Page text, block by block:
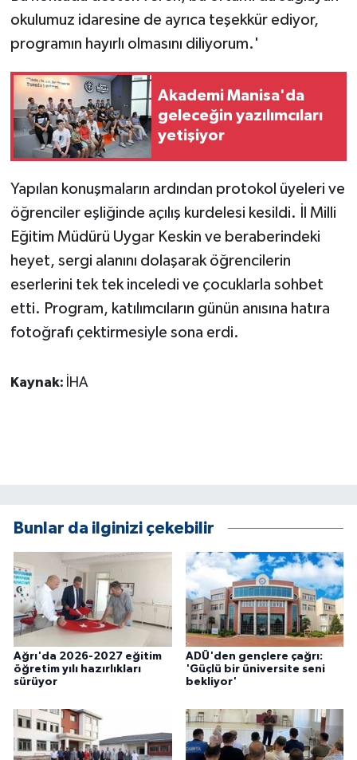
okulumuz idaresine de ayrıca teşekkür ediyor,
programın hayırlı olmasını diliyorum.'
Akademi Manisa'da
geleceğin yazılımcıları
yetişiyor
Yapılan konuşmaların ardından protokol üyeleri ve
öğrenciler eşliğinde açılış kurdelesi kesildi. İl Milli
Eğitim Müdürü Uygar Keskin ve beraberindeki
heyet, sergi alanını dolaşarak öğrencilerin
eserlerini tek tek inceledi ve çocuklarla sohbet
etti. Program, katılımcıların günün anısına hatıra
fotoğrafı çektirmesiyle sona erdi.
Kaynak: İHA
Bunlar da ilginizi çekebilir
Ağrı'da 2026-2027 eğitim
öğretim yılı hazırlıkları
sürüyor
ADÜ'den gençlere çağrı:
'Güçlü bir üniversite seni
bekliyor'